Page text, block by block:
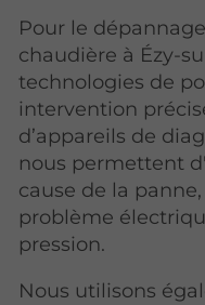
Pour le
chaudière à Ézy-
technologies de
intervention
d’appareils de
nous permettent
cause de la
problème
pression.
Nous utilisons